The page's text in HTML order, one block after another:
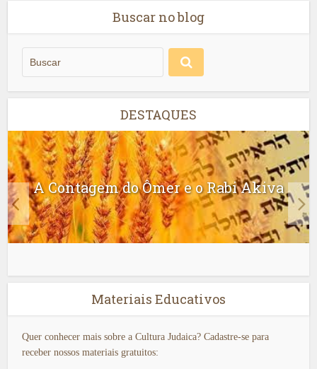
Buscar no blog
DESTAQUES
A Contagem do Ômer e o Rabi Akiva
Materiais Educativos
Quer conhecer mais sobre a Cultura Judaica? Cadastre-se para
receber nossos materiais gratuitos: